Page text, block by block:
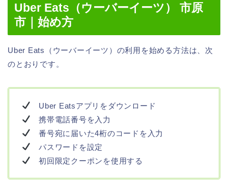
Uber Eats（ウーバーイーツ） 市原
市｜始め方
Uber Eats（ウーバーイーツ）の利用を始める方法は、次
のとおりです。
Uber Eatsアプリをダウンロード
携帯電話番号を入力
番号宛に届いた4桁のコードを入力
パスワードを設定
初回限定クーポンを使用する